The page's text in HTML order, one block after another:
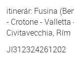
itinerár: Fusina
- Crotone -
Civitavecchia, Rím
JI312324261202